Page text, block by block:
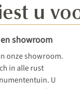
u
showroom
onze showroom.
in alle rust
U